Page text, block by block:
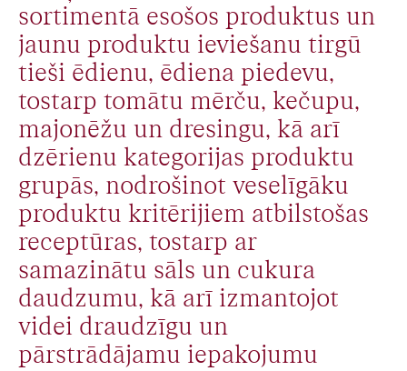
sortimentā esošos produktus un
jaunu produktu ieviešanu tirgū
tieši ēdienu, ēdiena piedevu,
tostarp tomātu mērču, kečupu,
majonēžu un dresingu, kā arī
dzērienu kategorijas produktu
grupās, nodrošinot veselīgāku
produktu kritērijiem atbilstošas
receptūras, tostarp ar
samazinātu sāls un cukura
daudzumu, kā arī izmantojot
videi draudzīgu un
pārstrādājamu iepakojumu